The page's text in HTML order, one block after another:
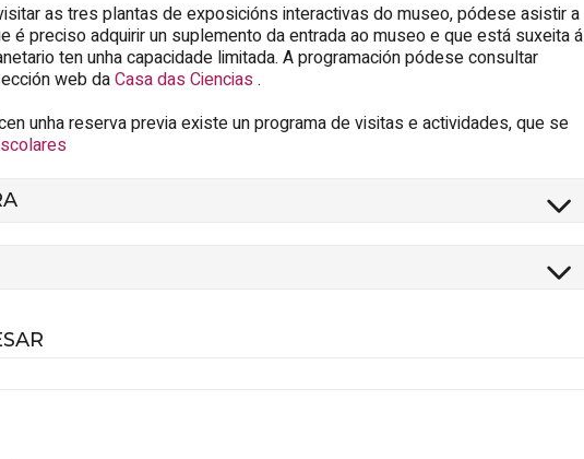
as tres plantas de exposicións interactivas do museo, pódese asistir a
é preciso adquirir un suplemento da entrada ao museo e que está suxeita á
ten unha capacidade limitada. A programación pódese consultar
web daCasa das Ciencias .
unha reserva previa existe un programa de visitas e actividades, que se